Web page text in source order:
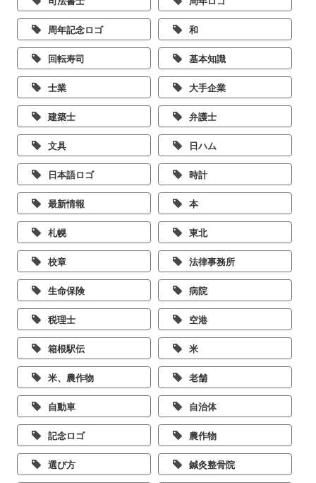
周年記念ロゴ 和
回転寿司 基本知識
士業 大手企業
建築士 弁護士
文具 日ハム
日本語ロゴ 時計
最新情報 本
札幌 東北
校章 法律事務所
生命保険 病院
税理士 空港
箱根駅伝 米
米、農作物 老舗
自動車 自治体
記念ロゴ 農作物
選び方 鍼灸整骨院